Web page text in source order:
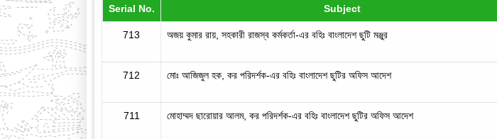
Serial No. Subject
713 অজয় কুমার রায়, সহকারী রাজস্ব কর্মকর্তা-এর বহিঃ বাংলাদেশ ছুটি মঞ্জুর
712 মোঃ আজিজুল হক, কর পরিদর্শক-এর বহিঃ বাংলাদেশ ছুটির অফিস আদেশ
711 মোহাম্মদ ছারোয়ার আলম, কর পরিদর্শক-এর বহিঃ বাংলাদেশ ছুটির অফিস আদেশ